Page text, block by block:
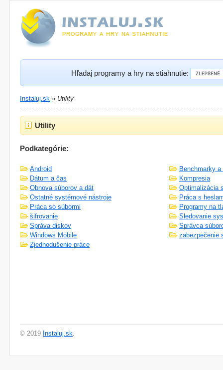
Hľadaj programy a hry na stiahnutie:
Instaluj.sk » Utility
Utility
Podkategórie:
Android
Benchmarky
Dátum a čas
Kompresia
Obnova súborov a dát
Optimalizácia
Ostatné systémové nástroje
Práca s
Práca so súbormi
Programy na
šifrovanie
Sledovanie
Správa diskov
Správca
Windows Mobile
zabezpečenie
Zjednodušenie práce
© 2019 Instaluj.sk.